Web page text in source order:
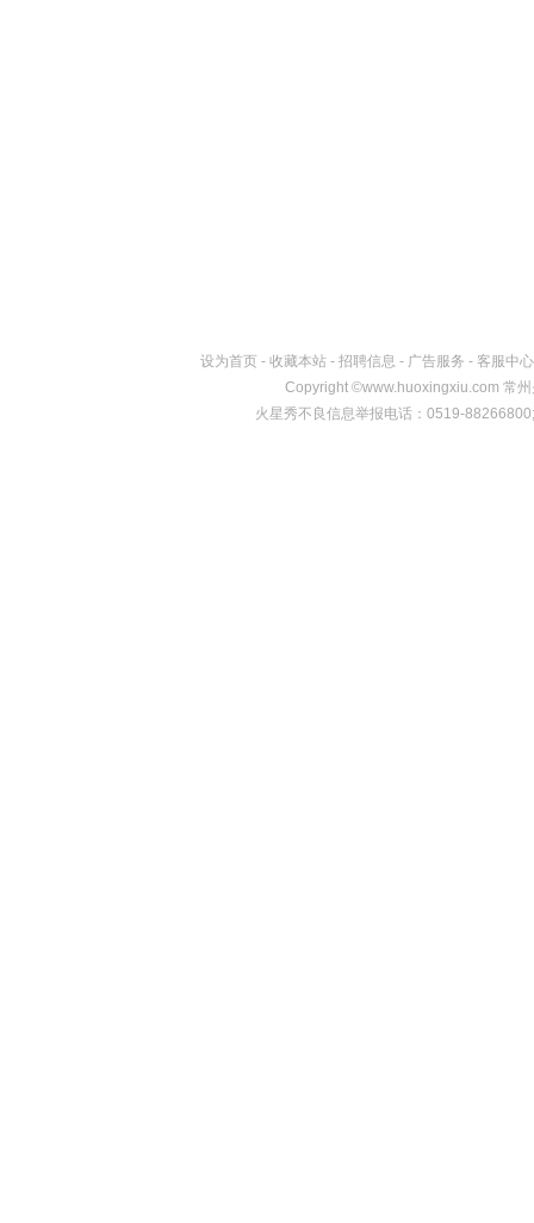
设为首页 - 收藏本站 - 招聘信息 - 广告服务 - 客服中心
Copyright ©www.huoxingxiu.com 常
火星秀不良信息举报电话：0519-